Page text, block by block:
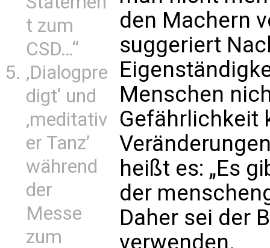
t zum
CSD…“
‚Dialogpre
digt‘ und
‚meditativ
er Tanz’
während
der
Messe
zum
den Machern
suggeriert
Menschen
Gefährlichkeit
heißt es: „Es
der
Daher sei der
verwenden.